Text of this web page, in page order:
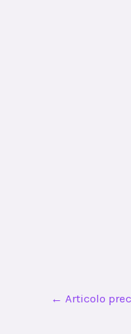
← Articolo